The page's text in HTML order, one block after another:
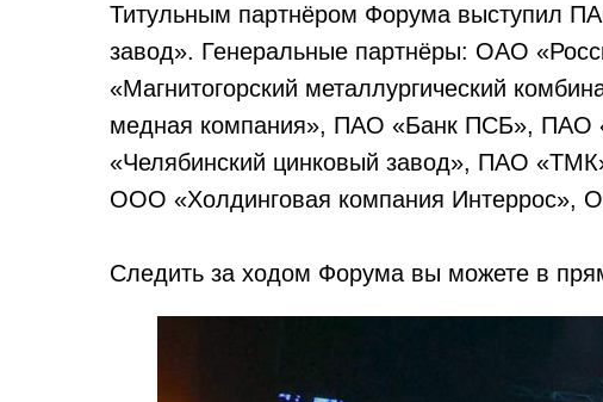
Титульным партнёром Форума выступил
завод». Генеральные партнёры: ОАО
«Магнитогорский металлургический
медная компания», ПАО «Банк ПСБ», ПАО
«Челябинский цинковый завод», ПАО
ООО «Холдинговая компания
Следить за ходом Форума вы можете в